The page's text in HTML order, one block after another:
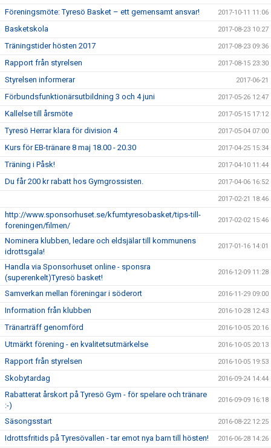
Föreningsmöte: Tyresö Basket – ett gemensamt ansvar! 2017-10-11 11:06
Basketskola 2017-08-23 10:27
Träningstider hösten 2017 2017-08-23 09:36
Rapport från styrelsen 2017-08-15 23:30
Styrelsen informerar 2017-06-21
Förbundsfunktionärsutbildning 3 och 4 juni 2017-05-26 12:47
Kallelse till årsmöte 2017-05-15 17:12
Tyresö Herrar klara för division 4 2017-05-04 07:00
Kurs för EB-tränare 8 maj 18.00 - 20.30 2017-04-25 15:34
Träning i Påsk! 2017-04-10 11:44
Du får 200 kr rabatt hos Gymgrossisten. 2017-04-06 16:52
2017-02-21 18:46
http://www.sponsorhuset.se/kfumtyresobasket/tips-till-
foreningen/filmen/
2017-02-02 15:46
Nominera klubben, ledare och eldsjälar till kommunens
idrottsgala!
2017-01-16 14:01
Handla via Sponsorhuset online - sponsra
(superenkelt)Tyresö basket!
2016-12-09 11:28
Samverkan mellan föreningar i söderort 2016-11-29 09:00
Information från klubben 2016-10-28 12:43
Tränarträff genomförd 2016-10-05 20:16
Utmärkt förening - en kvalitetsutmärkelse 2016-10-05 20:13
Rapport från styrelsen 2016-10-05 19:53
Skobytardag 2016-09-24 14:44
Rabatterat årskort på Tyresö Gym - för spelare och tränare
:-)
2016-09-09 16:18
Säsongsstart 2016-08-22 12:25
Idrottsfritids på Tyresövallen - tar emot nya barn till hösten! 2016-06-28 14:26